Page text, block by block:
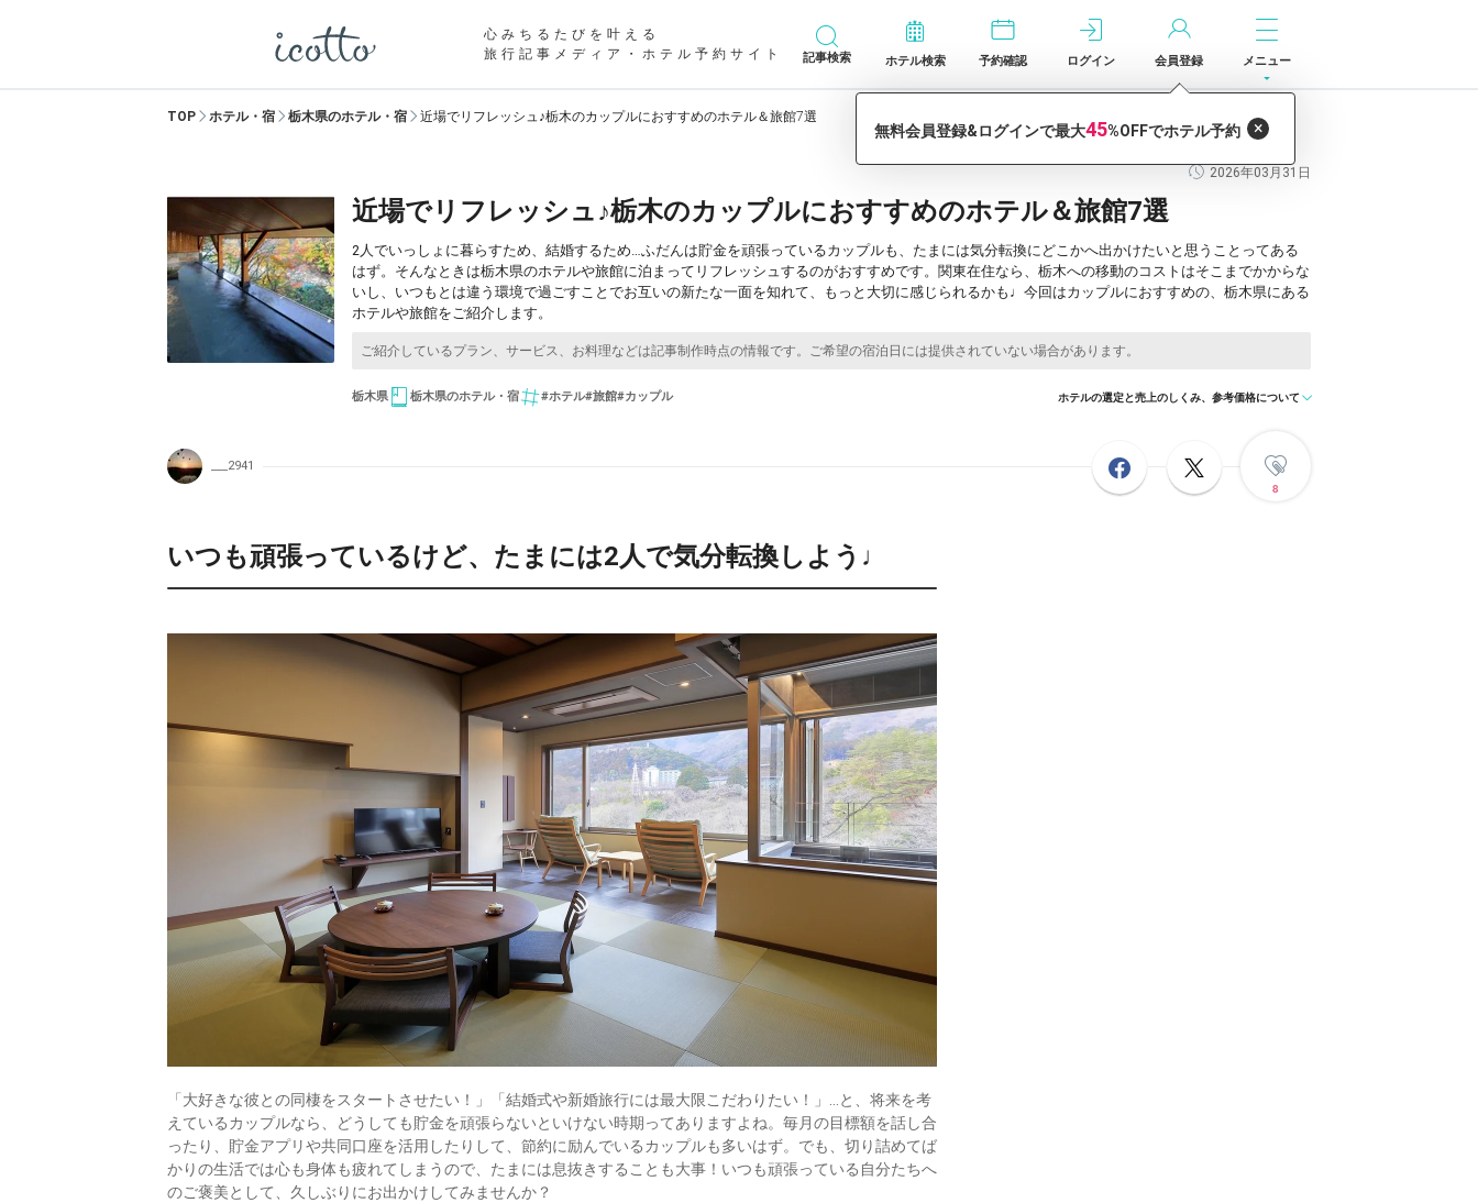
心みちるたびを叶える
旅行記事メディア・ホテル予約サイト
記事検索 ホテル検索 予約確認 ログイン 会員登録 メニュー
TOP ホテル・宿 栃木県のホテル・宿 近場でリフレッシュ♪栃木のカップルにおすすめのホテル＆旅館7選
2026年03月31日
近場でリフレッシュ♪栃木のカップルにおすすめのホテル＆旅館7選
2人でいっしょに暮らすため、結婚するため…ふだんは貯金を頑張っているカップルも、たまには気分転換にどこかへ出かけたいと思うことってある
はず。そんなときは栃木県のホテルや旅館に泊まってリフレッシュするのがおすすめです。関東在住なら、栃木への移動のコストはそこまでかからな
いし、いつもとは違う環境で過ごすことでお互いの新たな一面を知れて、もっと大切に感じられるかも♩今回はカップルにおすすめの、栃木県にある
ホテルや旅館をご紹介します。
栃木県 栃木県のホテル・宿 #ホテル#旅館#カップル ホテルの選定と売上のしくみ、参考価格について
___2941
8
いつも頑張っているけど、たまには2人で気分転換しよう♩
「大好きな彼との同棲をスタートさせたい！」「結婚式や新婚旅行には最大限こだわりたい！」…と、将来を考
えているカップルなら、どうしても貯金を頑張らないといけない時期ってありますよね。毎月の目標額を話し合
ったり、貯金アプリや共同口座を活用したりして、節約に励んでいるカップルも多いはず。でも、切り詰めてば
かりの生活では心も身体も疲れてしまうので、たまには息抜きすることも大事！いつも頑張っている自分たちへ
のご褒美として、久しぶりにお出かけしてみませんか？